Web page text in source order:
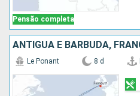
Pensão completa
Le Ponant 8 d